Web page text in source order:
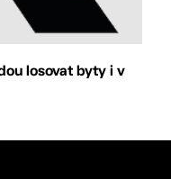
losovat byty i v